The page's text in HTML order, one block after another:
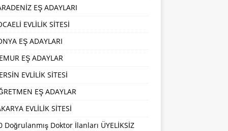
EŞ ADAYLARI
EVLİLİK SİTESİ
EŞ ADAYLARI
EŞ ADAYLAR
EVLİLİK SİTESİ
EŞ ADAYLAR
EVLİLİK SİTESİ
Doğrulanmış Doktor İlanları ÜYELİKSİZ